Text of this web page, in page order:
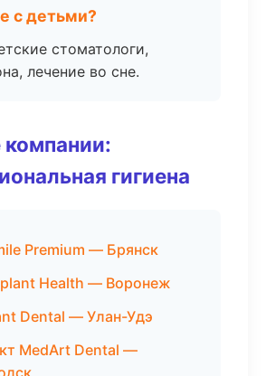
с детьми?
стоматологи,
лечение во сне.
гигиена
Premium — Брянск
Health — Воронеж
Dental — Улан-Удэ
MedArt Dental —